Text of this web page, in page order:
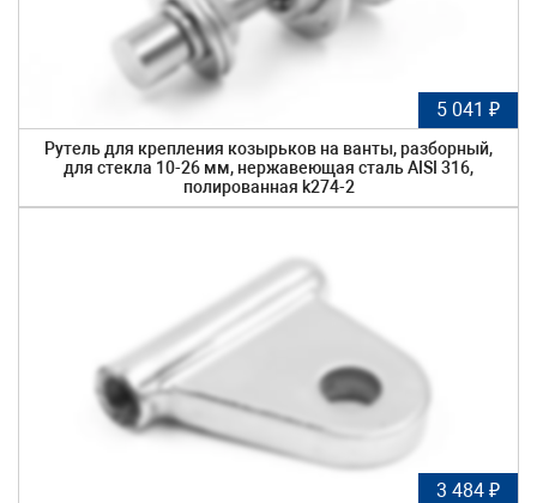
5 041 ₽
Рутель для крепления козырьков на ванты, разборный,
для стекла 10-26 мм, нержавеющая сталь AISI 316,
полированная k274-2
3 484 ₽